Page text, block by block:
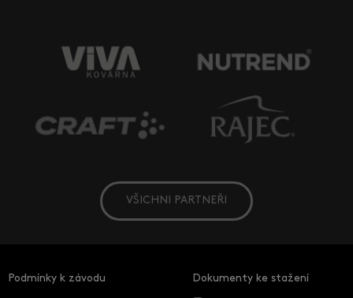
VŠICHNI PARTNEŘI
Podmínky k závodu Dokumenty ke stažení